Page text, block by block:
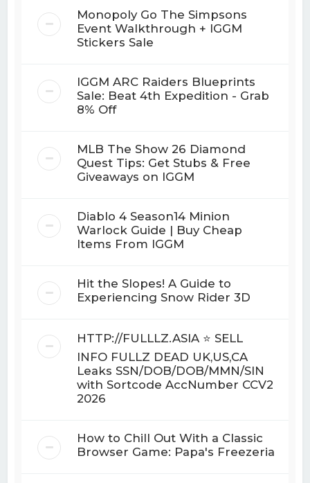
Monopoly Go The Simpsons
Event Walkthrough + IGGM
Stickers Sale
IGGM ARC Raiders Blueprints
Sale: Beat 4th Expedition - Grab
8% Off
MLB The Show 26 Diamond
Quest Tips: Get Stubs & Free
Giveaways on IGGM
Diablo 4 Season14 Minion
Warlock Guide | Buy Cheap
Items From IGGM
Hit the Slopes! A Guide to
Experiencing Snow Rider 3D
HTTP://FULLLZ.ASIA ⭐️ SELL
INFO FULLZ DEAD UK,US,CA
Leaks SSN/DOB/DOB/MMN/SIN
with Sortcode AccNumber CCV2
2026
How to Chill Out With a Classic
Browser Game: Papa's Freezeria